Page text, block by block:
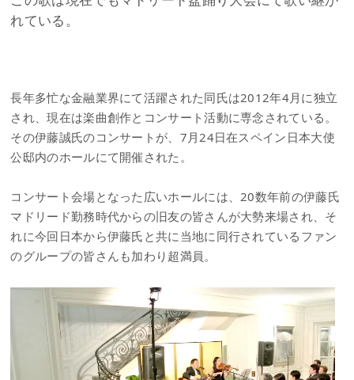
れている。
長年多忙な金融業界にて活躍された同氏は2012年4月に独立
され、現在は楽曲創作とコンサート活動に専念されている。
その伊藤誠氏のコンサートが、7月24日在スペイン日本大使
公邸内のホールにて開催された。
コンサート会場となった広いホールには、20数年前の伊藤氏
マドリード勤務時代からの旧友の皆さんが大勢来場され、そ
れに今回日本から伊藤氏と共に当地に同行されているファン
のグループの皆さんも加わり超満員。